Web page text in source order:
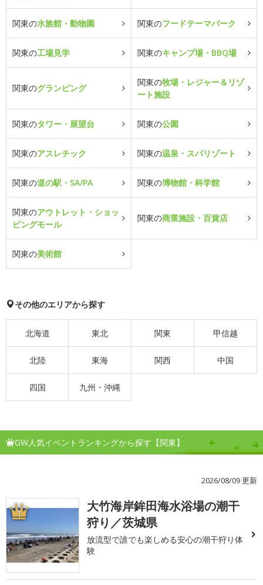
関東の水族館・動物園 関東のフードテーマパーク
関東の工場見学 関東のキャンプ場・BBQ場
関東のグランピング
関東の牧場・レジャー＆リゾ
ート施設
関東のタワー・展望台 関東の公園
関東のアスレチック 関東の温泉・スパリゾート
関東の道の駅・SA/PA 関東の博物館・科学館
関東のアウトレット・ショッ
ピングモール
関東の商業施設・百貨店
関東の美術館
その他のエリアから探す
北海道 東北 関東 甲信越
北陸 東海 関西 中国
四国 九州・沖縄
GW人気イベントランキングから探す【関東】
2026/08/09 更新
1
大竹海岸鉾田海水浴場の潮干
狩り／茨城県
放流型で誰でも楽しめる安心の潮干狩り体
験